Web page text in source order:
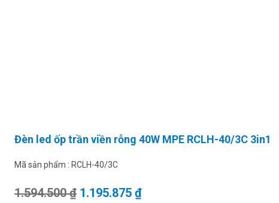
Đèn led ốp trần viền rỗng 40W MPE RCLH-40/3C 3in1
Mã sản phẩm : RCLH-40/3C
1.594.500₫ Giá gốc là: 1.594.500 ₫.
1.195.875 ₫Giá hiện tại là: 1.195.875 ₫.